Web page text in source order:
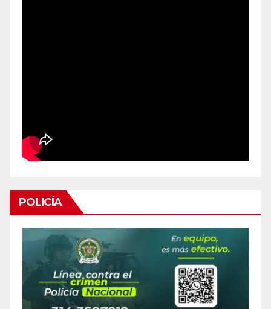
POLICÍA